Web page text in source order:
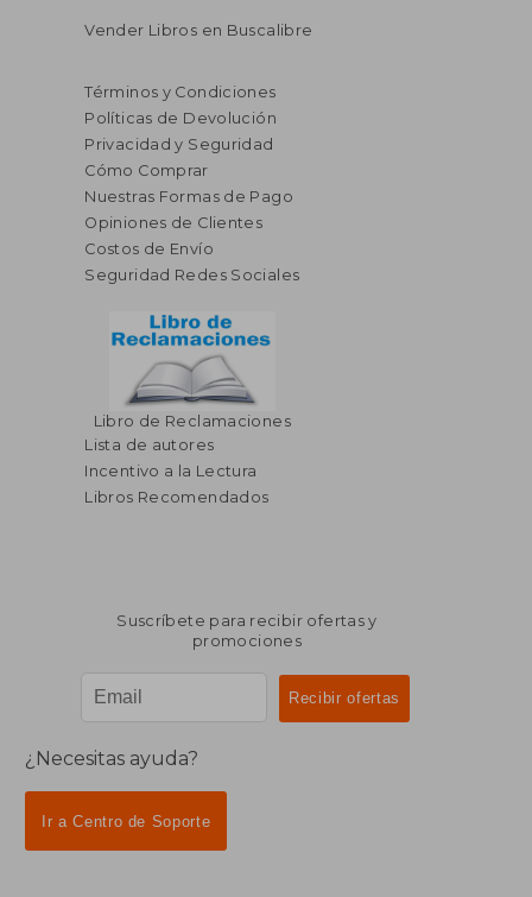
Vender Libros en Buscalibre
Términos y Condiciones
Políticas de Devolución
Privacidad y Seguridad
Cómo Comprar
Nuestras Formas de Pago
Opiniones de Clientes
Costos de Envío
Seguridad Redes Sociales
Libro de Reclamaciones
Lista de autores
Incentivo a la Lectura
Libros Recomendados
Suscríbete para recibir ofertas y
promociones
¿Necesitas ayuda?
Ir a Centro de Soporte